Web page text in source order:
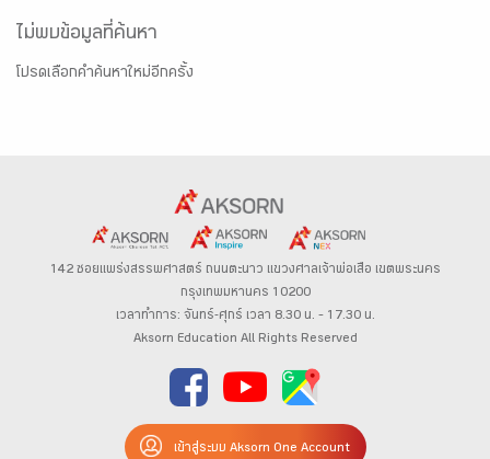
ไม่พบข้อมูลที่ค้นหา
โปรดเลือกคำค้นหาใหม่อีกครั้ง
142 ซอยแพร่งสรรพศาสตร์ ถนนตะนาว แขวงศาลเจ้าพ่อเสือ เขตพระนคร
กรุงเทพมหานคร 10200
เวลาทำการ: จันทร์-ศุกร์ เวลา 8.30 น. – 17.30 น.
Aksorn Education All Rights Reserved
เข้าสู่ระบบ Aksorn One Account